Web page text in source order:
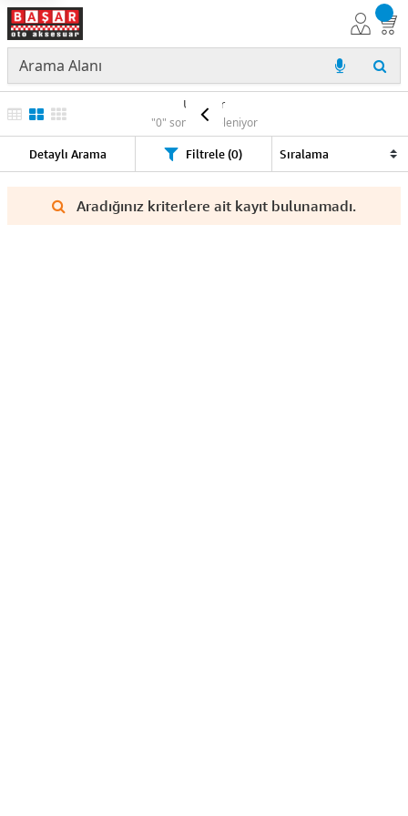
Ürünler
"0" sonuç listeleniyor
Detaylı Arama Filtrele (0)
Aradığınız kriterlere ait kayıt bulunamadı.